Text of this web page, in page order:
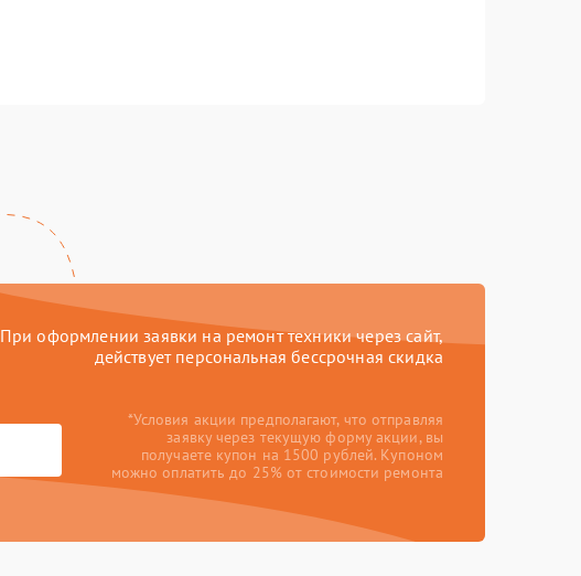
При оформлении заявки на ремонт техники через сайт,
действует персональная бессрочная скидка
*Условия акции предполагают, что отправляя
заявку через текущую форму акции, вы
получаете купон на 1500 рублей. Купоном
можно оплатить до 25% от стоимости ремонта